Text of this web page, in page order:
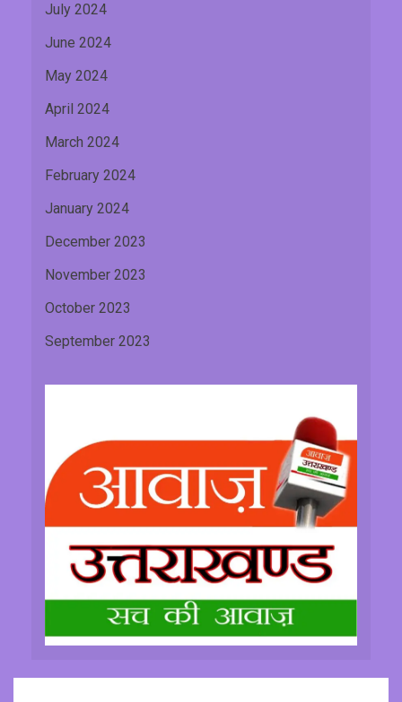
July 2024
June 2024
May 2024
April 2024
March 2024
February 2024
January 2024
December 2023
November 2023
October 2023
September 2023